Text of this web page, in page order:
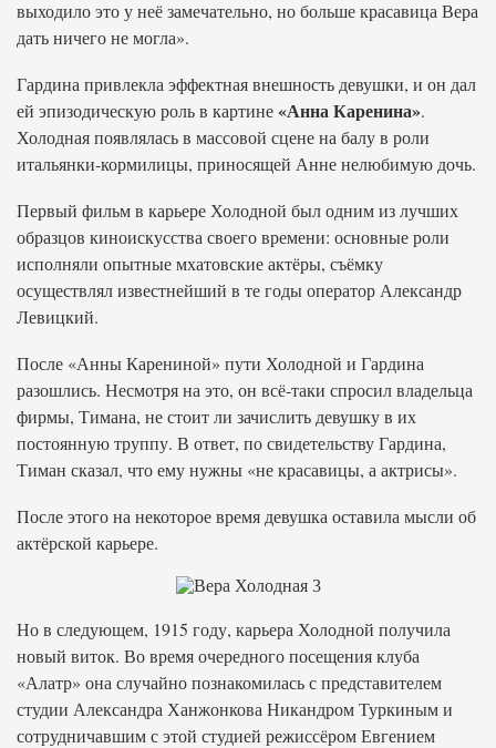
выходило это у неё замечательно, но больше красавица Вера
дать ничего не могла».
Гардина привлекла эффектная внешность девушки, и он дал
ей эпизодическую роль в картине«Анна Каренина».
Холодная появлялась в массовой сцене на балу в роли
итальянки-кормилицы, приносящей Анне нелюбимую дочь.
Первый фильм в карьере Холодной был одним из лучших
образцов киноискусства своего времени: основные роли
исполняли опытные мхатовские актёры, съёмку
осуществлял известнейший в те годы оператор Александр
Левицкий.
После «Анны Карениной» пути Холодной и Гардина
разошлись. Несмотря на это, он всё-таки спросил владельца
фирмы, Тимана, не стоит ли зачислить девушку в их
постоянную труппу. В ответ, по свидетельству Гардина,
Тиман сказал, что ему нужны «не красавицы, а актрисы».
После этого на некоторое время девушка оставила мысли об
актёрской карьере.
Но в следующем, 1915 году, карьера Холодной получила
новый виток. Во время очередного посещения клуба
«Алатр» она случайно познакомилась с представителем
студии Александра Ханжонкова Никандром Туркиным и
сотрудничавшим с этой студией режиссёром Евгением